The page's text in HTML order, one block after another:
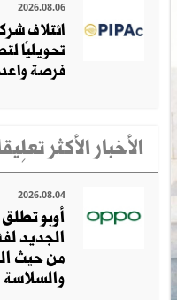
2026.08.06
ائتلاف
تحويليًا
فرصة
الأخبار الأكثر
2026.08.04
الجديد
من حيث
والسلاسة